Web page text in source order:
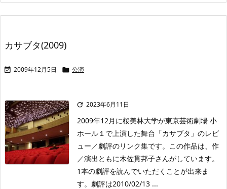
カサブタ(2009)
 2009年12月5日  公演
 2023年6月11日
2009年12月に桜美林大学が東京芸術劇場 小
ホール１で上演した舞台「カサブタ」のレビ
ュー／劇評のリンク集です。この作品は、作
／演出ともに木佐貫邦子さんがしています。
1本の劇評を読んでいただくことが出来ま
す。劇評は2010/02/13 ...